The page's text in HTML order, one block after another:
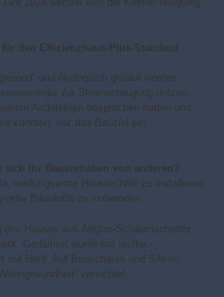
den Effizienzhaus-Plus-Standard
und ökologisch gebaut werden.
zur Stromerzeugung nutzen.
Architekten besprochen hatten und
kannten, war das Bauziel ein
sich Ihr Bauvorhaben von anderen?
wartungsarme Haustechnik zu installieren
Baustoffe zu verwenden.
des Hauses aus Altglas-Schaumschotter,
Gedämmt wurde mit Isofloc-
mit Hanf. Auf Bauschaum und Silikon
verzichtet.